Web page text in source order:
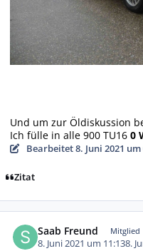
Und um zur Öldiskussion
Ich fülle in alle 900 TU16 0
Bearbeitet8. Juni 2021 um
Zitat
Saab Freund Mitglied
8. Juni 2021 um 11:138.